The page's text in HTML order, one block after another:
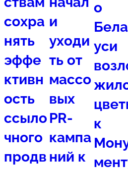
сохра
нять
эффе
ктивн
ость
ссыло
чного
продв
и
уходи
ть от
массо
вых
PR-
кампа
ний к
о
уси
к